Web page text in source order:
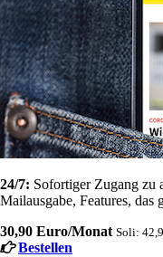
24/7: Sofortiger Zugang zu
Mailausgabe, Features, das
30,90 Euro/Monat Soli:
Bestellen